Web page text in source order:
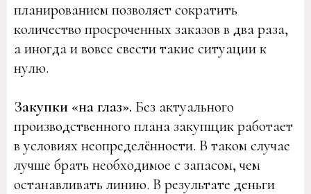
планированием позволяет сократить
количество просроченных заказов в два раза,
а иногда и вовсе свести такие ситуации к
нулю.
Закупки «на глаз». Без актуального
производственного плана закупщик работает
в условиях неопределённости. В таком случае
лучше брать необходимое с запасом, чем
останавливать линию. В результате деньги